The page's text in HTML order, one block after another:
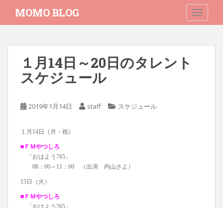
i
MOMO BLOG
１月14日～20日のタレント
スケジュール
2019年1月14日 staff スケジュール
１月14日（月・祝）
■ＦＭやつしろ
「おはよう765」
08：00～11：00 （出演 内山さよ）
15日（火）
■ＦＭやつしろ
「おはよう765」